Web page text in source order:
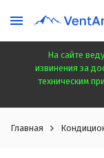
На сайте
извинения за
техническим
Главная